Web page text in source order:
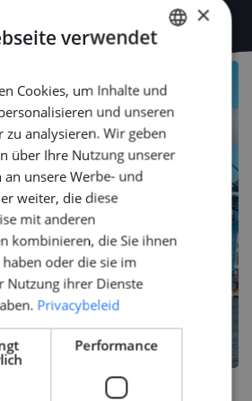
ENGLISH
×
verwendet
Cookies, um Inhalte und
und unseren
zu analysieren. Wir geben
über Ihre Nutzung unserer
an unsere Werbe- und
weiter, die diese
mit anderen
kombinieren, die Sie ihnen
oder die sie im
Nutzung ihrer Dienste
Privacybeleid
Performance